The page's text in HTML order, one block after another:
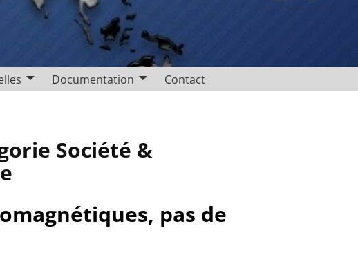
Documentation
Contact
Société &
pas de